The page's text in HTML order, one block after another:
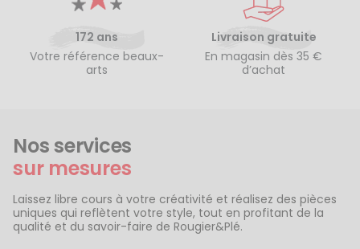
172 ans
Votre référence beaux-
arts
Livraison gratuite
En magasin dès 35 €
d’achat
Nos services
sur mesures
Laissez libre cours à votre créativité et réalisez des pièces
uniques qui reflètent votre style, tout en profitant de la
qualité et du savoir-faire de Rougier&Plé.